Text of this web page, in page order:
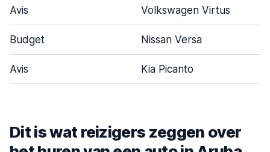
Avis Volkswagen Virtus
Budget Nissan Versa
Avis Kia Picanto
Dit is wat reizigers zeggen over